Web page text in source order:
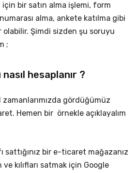
bir satın alma işlemi, form
alma, ankete katılma gibi
olabilir. Şimdi sizden şu soruyu
;
hesaplanır ?
gördüğümüz
Hemen bir örnekle açıklayalım
sattığınız bir e-ticaret mağazanız
kılıfları satmak için Google